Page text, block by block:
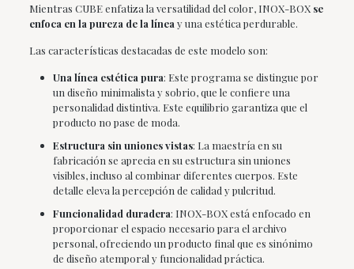
Mientras CUBE enfatiza la versatilidad del color, INOX-BOX se
enfoca en la pureza de la línea y una estética perdurable.
Las características destacadas de este modelo son:
Una línea estética pura: Este programa se distingue por
un diseño minimalista y sobrio, que le confiere una
personalidad distintiva. Este equilibrio garantiza que el
producto no pase de moda.
Estructura sin uniones vistas: La maestría en su
fabricación se aprecia en su estructura sin uniones
visibles, incluso al combinar diferentes cuerpos. Este
detalle eleva la percepción de calidad y pulcritud.
Funcionalidad duradera: INOX-BOX está enfocado en
proporcionar el espacio necesario para el archivo
personal, ofreciendo un producto final que es sinónimo
de diseño atemporal y funcionalidad práctica.